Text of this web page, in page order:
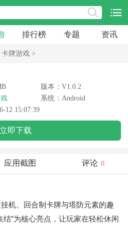
排行榜 专题 资讯
卡牌游戏 >
版本：V1.0.2
系统：Android
12 15:07:39
立即下载
应用截图 评论 0
机、回合制卡牌与塔防元素的趣
”为核心亮点，让玩家在轻松休闲